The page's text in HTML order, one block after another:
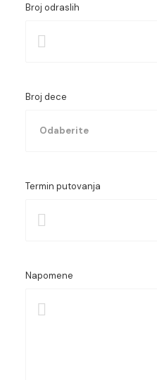
Broj odraslih
Broj dece
Termin putovanja
Napomene